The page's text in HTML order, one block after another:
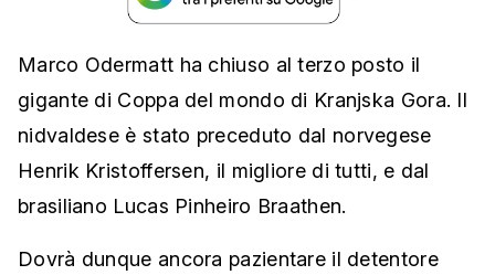
Marco Odermatt ha chiuso al terzo posto il
gigante di Coppa del mondo di Kranjska Gora. Il
nidvaldese è stato preceduto dal norvegese
Henrik Kristoffersen, il migliore di tutti, e dal
brasiliano Lucas Pinheiro Braathen.
Dovrà dunque ancora pazientare il detentore